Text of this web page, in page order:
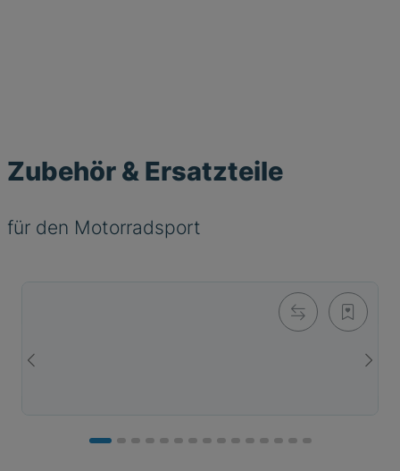
Zubehör & Ersatzteile
für den Motorradsport